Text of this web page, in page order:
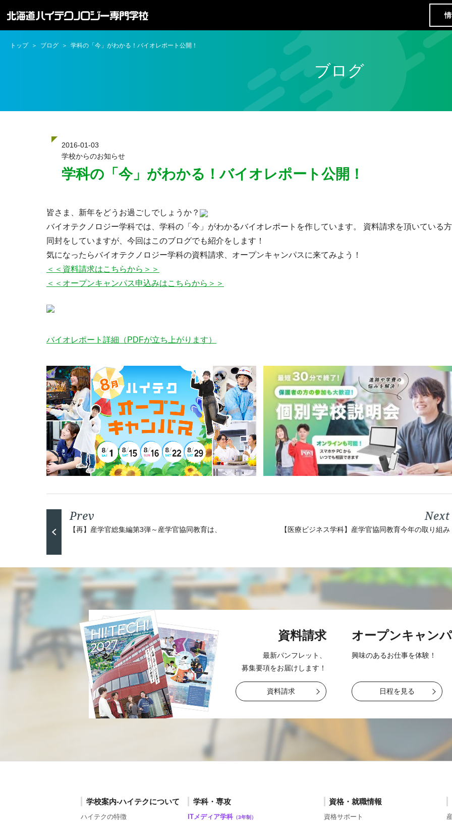
ブログ
トップ ブログ 学科の「今」がわかる！バイオレポート公開！
2016-01-03
学校からのお知らせ
学科の「今」がわかる！バイオレポート公開！
皆さま、新年をどうお過ごしでしょうか？
バイオテクノロジー学科では、学科の「今」がわかるバイオレポートを作しています。 資料請求を頂いている
同封をしていますが、今回はこのブログでも紹介をします！
気になったらバイオテクノロジー学科の資料請求、オープンキャンパスに来てみよう！
＜＜資料請求はこちらから＞＞
＜＜オープンキャンパス申込みはこちらから＞＞
バイオレポート詳細（PDFが立ち上がります）
【再】産学官総集編第3弾～産学官協同教育は、 【医療ビジネス学科】産学官協同教育今年の取り組み
資料請求
最新パンフレット、
募集要項をお届け します！
資料請求
オープンキャン
興味のあるお仕事を体験！
日程を見る
学校案内-ハイテクについて
ハイテクの特徴
学科・専攻
ITメディア学科 （3年制）
資格・就職情報
資格サポート